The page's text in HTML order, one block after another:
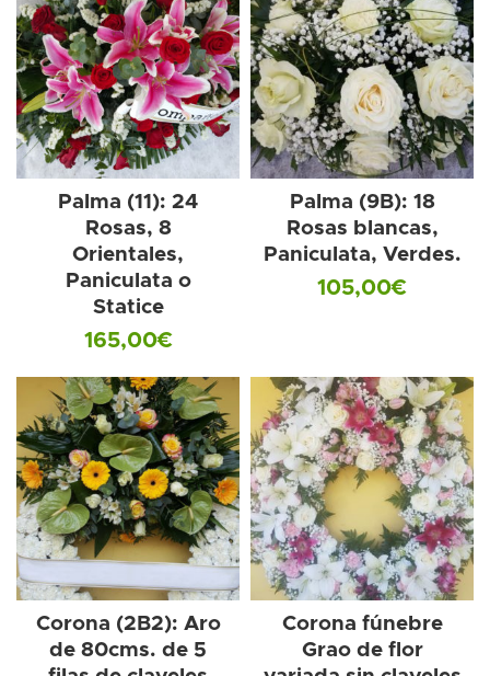
Palma (11): 24
Rosas, 8
Orientales,
Paniculata o
Statice
165,00€
Palma (9B): 18
Rosas blancas,
Paniculata, Verdes.
105,00€
Corona (2B2): Aro
de 80cms. de 5
Corona fúnebre
Grao de flor